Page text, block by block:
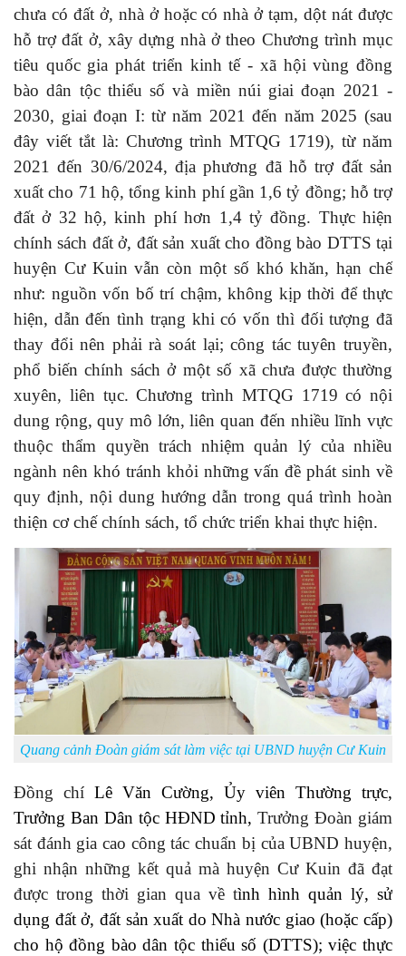
chưa có đất ở, nhà ở hoặc có nhà ở tạm, dột nát được
hỗ trợ đất ở, xây dựng nhà ở theo Chương trình mục
tiêu quốc gia phát triển kinh tế - xã hội vùng đồng
bào dân tộc thiểu số và miền núi giai đoạn 2021 -
2030, giai đoạn I: từ năm 2021 đến năm 2025 (sau
đây viết tắt là: Chương trình MTQG 1719), từ năm
2021 đến 30/6/2024, địa phương đã hỗ trợ đất sản
xuất cho 71 hộ, tổng kinh phí gần 1,6 tỷ đồng; hỗ trợ
đất ở 32 hộ, kinh phí hơn 1,4 tỷ đồng. Thực hiện
chính sách đất ở, đất sản xuất cho đồng bào DTTS tại
huyện Cư Kuin vẫn còn một số khó khăn, hạn chế
như: nguồn vốn bố trí chậm, không kịp thời để thực
hiện, dẫn đến tình trạng khi có vốn thì đối tượng đã
thay đổi nên phải rà soát lại; công tác tuyên truyền,
phổ biến chính sách ở một số xã chưa được thường
xuyên, liên tục. Chương trình MTQG 1719có nội
dung rộng, quy mô lớn, liên quan đến nhiều lĩnh vực
thuộc thẩm quyền trách nhiệm quản lý của nhiều
ngành nên khó tránh khỏi những vấn đề phát sinh về
quy định, nội dung hướng dẫn trong quá trình hoàn
thiện cơ chế chính sách, tổ chức triển khai thực hiện.
Quang cảnh Đoàn giám sát làm việc tại UBND huyện Cư Kuin
Đồng chí Lê Văn Cường, Ủy viên Thường trực,
Trưởng Ban Dân tộc HĐND tỉnh, Trưởng Đoàn giám
sát đánh gia cao công tác chuẩn bị của UBND huyện,
ghi nhận những kết quả mà huyện Cư Kuin đã đạt
được trong thời gian qua về tình hình quản lý, sử
dụng đất ở, đất sản xuất do Nhà nước giao (hoặc cấp)
cho hộ đồng bào dân tộc thiểu số (DTTS); việc thực